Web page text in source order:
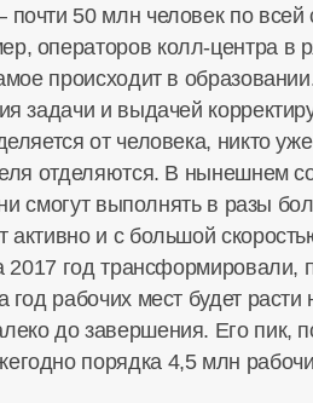
50 млн человек по всей
операторов колл-центра в
происходит в
задачи и выдачей
от человека, никто
отделяются. В нынешнем
смогут выполнять в разы
и с большой
2017 год трансформировали,
рабочих мест будет расти
до завершения. Его пик,
порядка 4,5 млн